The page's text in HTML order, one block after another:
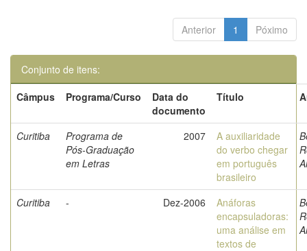
Anterior 1 Póximo
Conjunto de itens:
Câmpus
Programa/Curso
Data do
documento
Título
Curitiba
Programa de
Pós-Graduação
em Letras
2007
A auxiliaridade
do verbo chegar
em português
brasileiro
Curitiba - Dez-2006
Anáforas
encapsuladoras:
uma análise em
textos de